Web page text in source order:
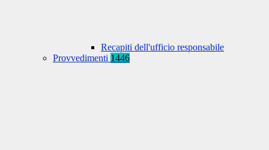
Recapiti dell'ufficio responsabile
Provvedimenti 1446